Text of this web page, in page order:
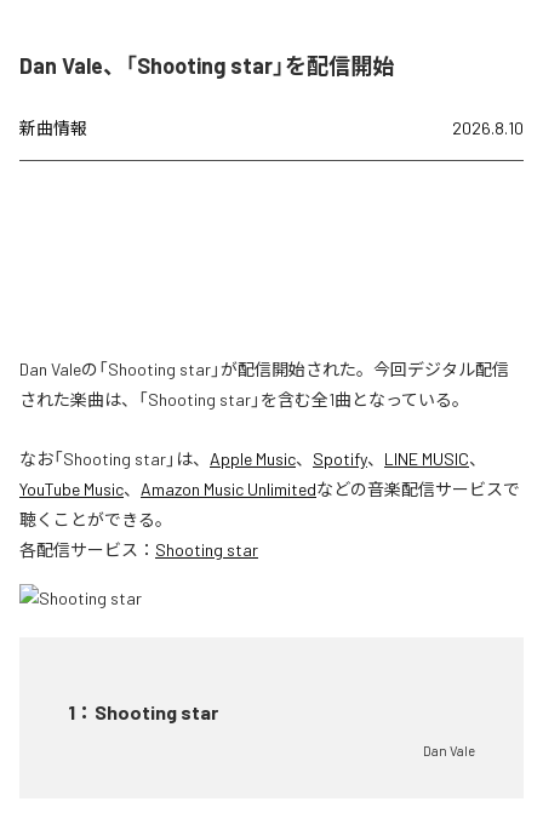
Dan Vale、「Shooting star」を配信開始
新曲情報 2026.8.10
Dan Valeの「Shooting star」が配信開始された。今回デジタル配信
された楽曲は、「Shooting star」を含む全1曲となっている。
なお「Shooting star」は、 Apple Music、 Spotify、 LINE MUSIC、
YouTube Music、 Amazon Music Unlimitedなどの音楽配信サービスで
聴くことができる。
各配信サービス： Shooting star
1 ： Shooting star
Dan Vale